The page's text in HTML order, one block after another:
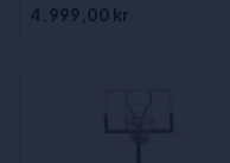
4.999,00 kr